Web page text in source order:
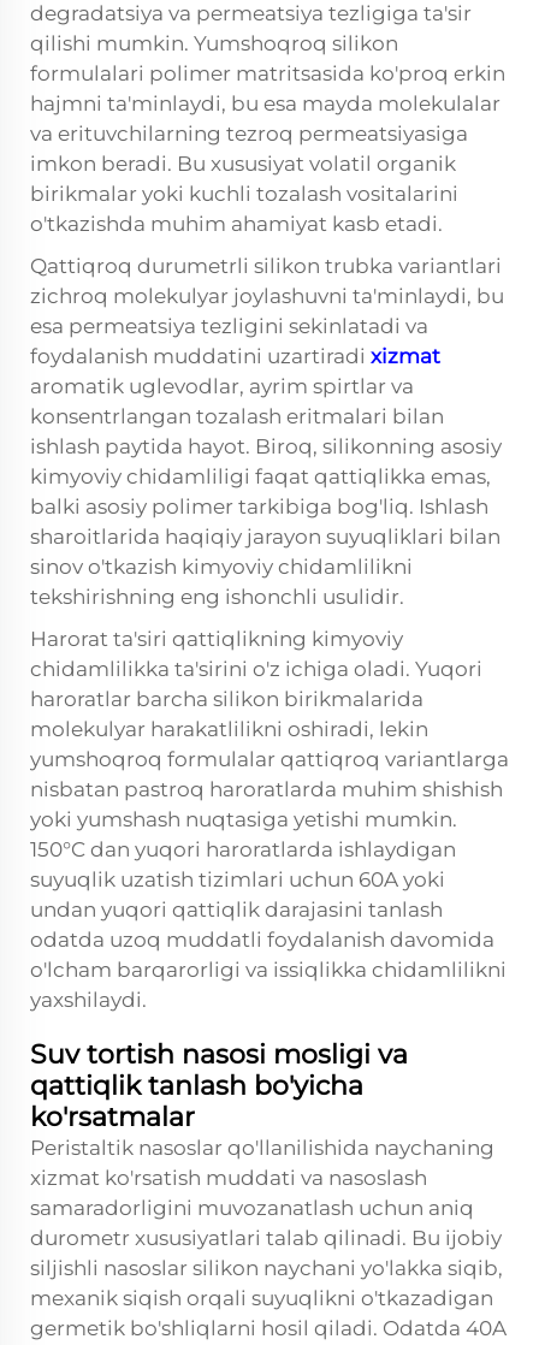
degradatsiya va permeatsiya tezligiga ta'sir
qilishi mumkin. Yumshoqroq silikon
formulalari polimer matritsasida ko'proq erkin
hajmni ta'minlaydi, bu esa mayda molekulalar
va erituvchilarning tezroq permeatsiyasiga
imkon beradi. Bu xususiyat volatil organik
birikmalar yoki kuchli tozalash vositalarini
o'tkazishda muhim ahamiyat kasb etadi.
Qattiqroq durumetrli silikon trubka variantlari
zichroq molekulyar joylashuvni ta'minlaydi, bu
esa permeatsiya tezligini sekinlatadi va
foydalanish muddatini uzartiradi xizmat
aromatik uglevodlar, ayrim spirtlar va
konsentrlangan tozalash eritmalari bilan
ishlash paytida hayot. Biroq, silikonning asosiy
kimyoviy chidamliligi faqat qattiqlikka emas,
balki asosiy polimer tarkibiga bog'liq. Ishlash
sharoitlarida haqiqiy jarayon suyuqliklari bilan
sinov o'tkazish kimyoviy chidamlilikni
tekshirishning eng ishonchli usulidir.
Harorat ta'siri qattiqlikning kimyoviy
chidamlilikka ta'sirini o'z ichiga oladi. Yuqori
haroratlar barcha silikon birikmalarida
molekulyar harakatlilikni oshiradi, lekin
yumshoqroq formulalar qattiqroq variantlarga
nisbatan pastroq haroratlarda muhim shishish
yoki yumshash nuqtasiga yetishi mumkin.
150°C dan yuqori haroratlarda ishlaydigan
suyuqlik uzatish tizimlari uchun 60A yoki
undan yuqori qattiqlik darajasini tanlash
odatda uzoq muddatli foydalanish davomida
o'lcham barqarorligi va issiqlikka chidamlilikni
yaxshilaydi.
Suv tortish nasosi mosligi va
qattiqlik tanlash bo'yicha
ko'rsatmalar
Peristaltik nasoslar qo'llanilishida naychaning
xizmat ko'rsatish muddati va nasoslash
samaradorligini muvozanatlash uchun aniq
durometr xususiyatlari talab qilinadi. Bu ijobiy
siljishli nasoslar silikon naychani yo'lakka siqib,
mexanik siqish orqali suyuqlikni o'tkazadigan
germetik bo'shliqlarni hosil qiladi. Odatda 40A